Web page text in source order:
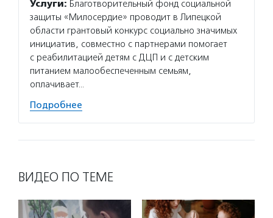
Услуги: Благотворительный фонд социальной
защиты «Милосердие» проводит в Липецкой
области грантовый конкурс социально значимых
инициатив, совместно с партнерами помогает
с реабилитацией детям с ДЦП и с детским
питанием малообеспеченным семьям,
оплачивает…
Подробнее
ВИДЕО ПО ТЕМЕ